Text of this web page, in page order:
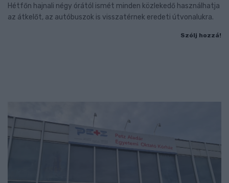
Hétfőn hajnali négy órától ismét minden közlekedő használhatja
az átkelőt, az autóbuszok is visszatérnek eredeti útvonalukra.
Szólj hozzá!